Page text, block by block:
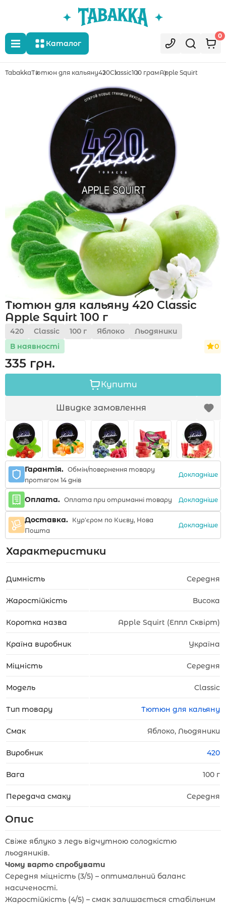
Каталог
0
Акції
Укр
TabakkaТютюн для кальяну420Classic100 грамApple Squirt
Тютюн для кальяну 420 Classic
Apple Squirt 100 г
420 Classic 100 г Яблоко
Льодяники
В наявності
0
335 грн.
Купити
Швидке замовлення
Гарантія. Обмін/повернення товару
протягом 14 днів
Докладніше
Оплата. Оплата при отриманні товару Докладніше
Доставка. Кур'єром по Києву, Нова
Пошта
Докладніше
Характеристики
Димність Середня
Жаростійкість Висока
Коротка назва Apple Squirt (Еппл Сквірт)
Країна виробник Україна
Міцність Середня
Модель Classic
Тип товару Тютюн для кальяну
Смак Яблоко, Льодяники
Виробник 420
Вага 100 г
Передача смаку Середня
Опис
Свіже яблуко з ледь відчутною солодкістю
льодяників.
Чому варто спробувати
Середня міцність (3/5) – оптимальний баланс
насиченості.
Жаростійкість (4/5) – смак залишається стабільним